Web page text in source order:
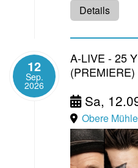
Details
12
Sep.
2026
A-LIVE - 25
(PREMIERE)
Sa,
Obere